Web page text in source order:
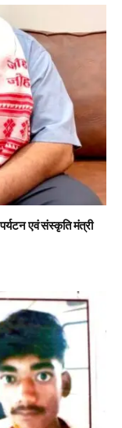
एवं संस्कृति मंत्री